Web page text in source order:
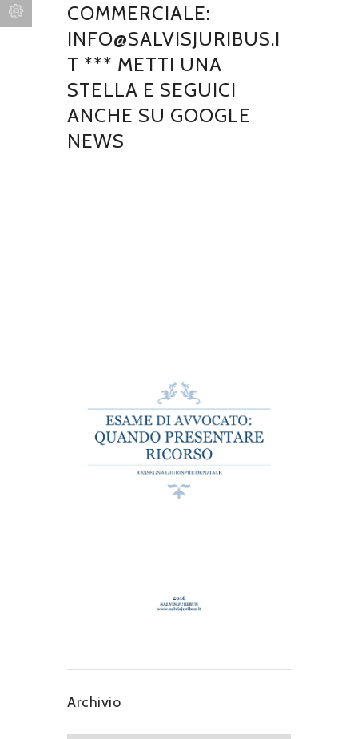
COMMERCIALE:
INFO@SALVISJURIBUS.I
T *** METTI UNA
STELLA E SEGUICI
ANCHE SU GOOGLE
NEWS
Archivio